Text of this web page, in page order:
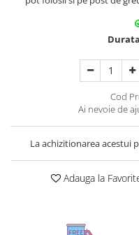
Cod
Ai nevoie de
La achizitionarea acestui
Adauga la